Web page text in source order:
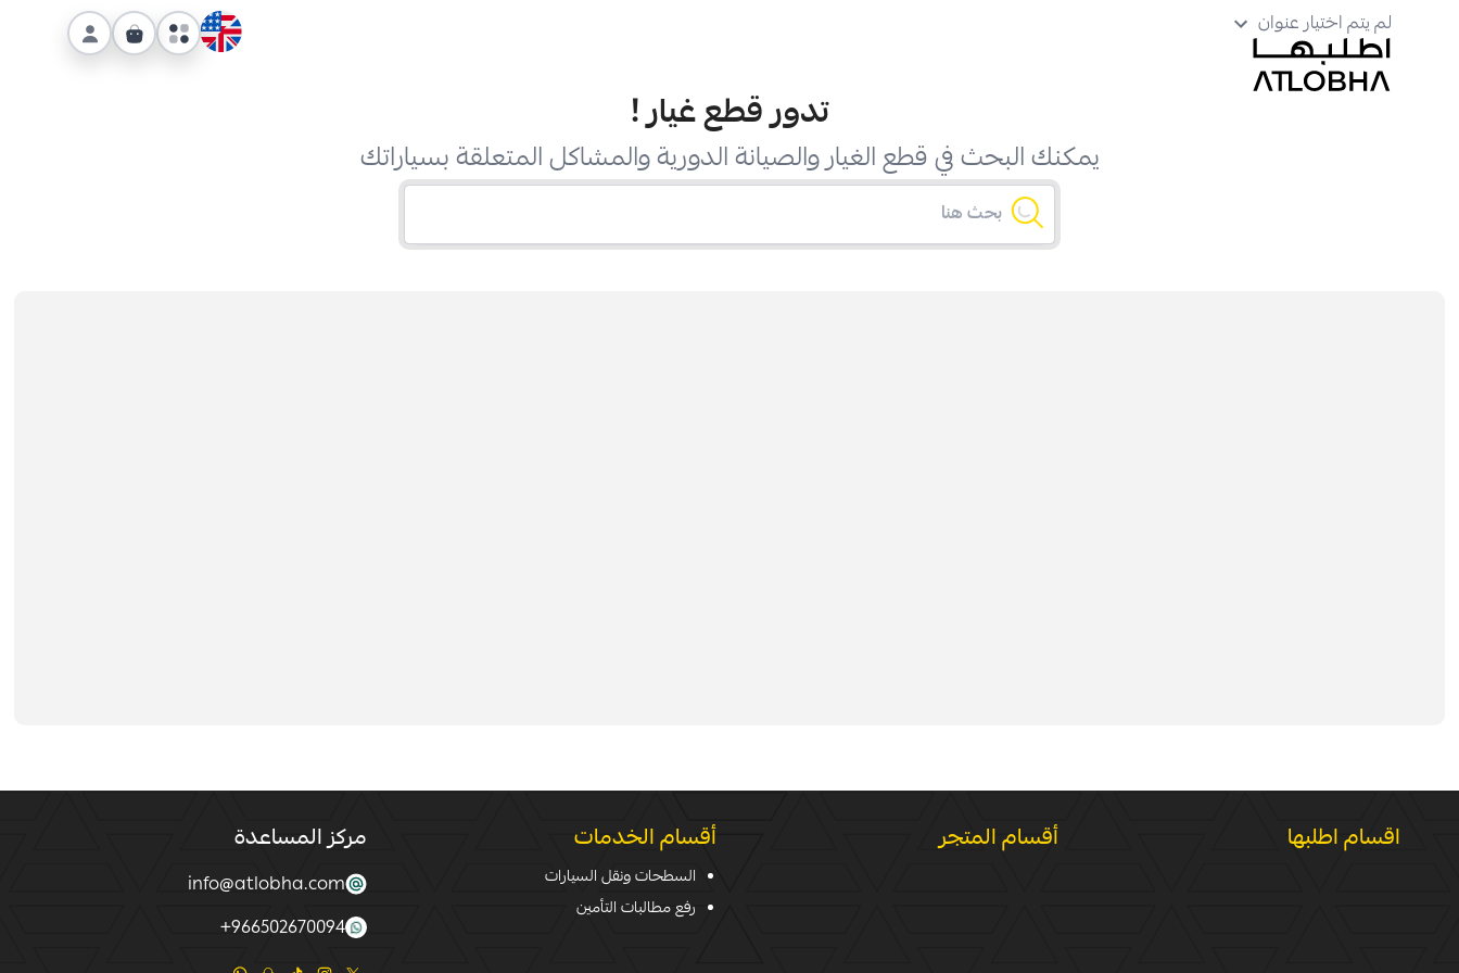
لم يتم اختيار عنوان
تدور قطع غيار!
يمكنك البحث في قطع الغيار والصيانة الدورية والمشاكل المتعلقة بسياراتك
اقسام اطلبها أقسام المتجر أقسام الخدمات
السطحات ونقل السيارات
رفع مطالبات التأمين
مركز المساعدة
info@atlobha.com
966502670094
+